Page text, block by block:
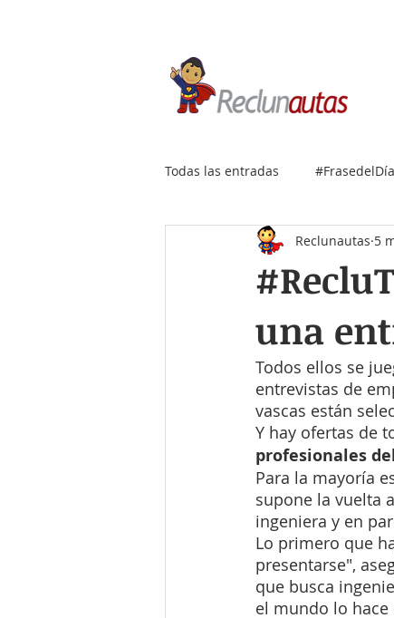
Todas las entradas #FrasedelDía
una
Reclunautas 5
Todos ellos se
entrevistas de
vascas están
Y hay ofertas de
profesionales
Para la mayoría
supone la vuelta
ingeniera y en
Lo primero que
presentarse",
que busca
el mundo lo hace